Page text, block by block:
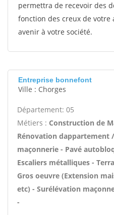
permettra de recevoir des
fonction des creux de
avenir à votre société.
Entreprise bonnefont
Ville : Chorges
Département: 05
Métiers : Construction de
Rénovation
maçonnerie - Pavé
Escaliers métalliques -
Gros oeuvre (Extension
etc) - Surélévation
-